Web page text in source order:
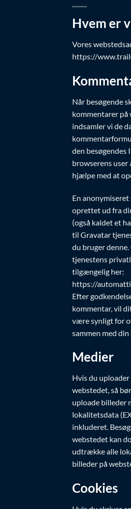
Hvem er
Vores
https://
Når besøgende
kommentarer på
indsamler vi de
den besøgendes
browserens
hjælpe med at
En
oprettet ud fra
(også kaldet et
til Gravatar
du bruger
tjenestens
tilgængelig her:
https://
Efter
kommentar, vil
være synligt for
sammen med
Medier
Hvis du
webstedet, så
uploade billeder
lokalitetsdata
inkluderet.
webstedet kan
udtrække alle
billeder på
Cookies